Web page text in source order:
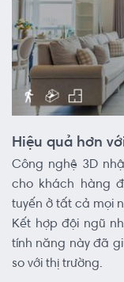
Hiệu quả hơn
Công nghệ 3D
cho khách hàng
tuyến ở tất cả mọi
Kết hợp đội ngũ
tính năng này đã
so với thị trường.